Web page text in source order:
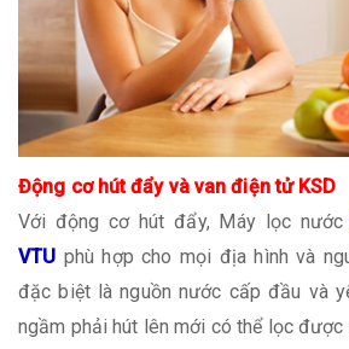
Động cơ hút đẩy và van điện tử KSD
Với động cơ hút đẩy, Máy lọc nước
VTU phù hợp cho mọi địa hình và
đặc biệt là nguồn nước cấp đầu và
ngầm phải hút lên mới có thể lọc được